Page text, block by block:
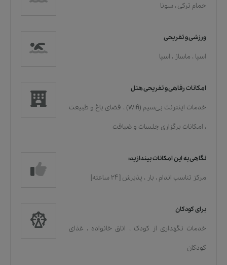
حمام ترکی ، سونا
ورزشی و تفریحی
اسپا ، ماساژ ، اسپا
امکانات رفاهی و تفریحی هتل
خدمات اينترنت بی‌سیم (Wifi) ، فضای باغ و طبیعت
، امکانات برگزاری جلسات و ضیافت
نگاهی به این امکانات بیندازید:
مرکز تناسب اندام ، بار ، پذیرش [۲۴ ساعته]
برای کودکان
خدمات نگهداری از کودک ، اتاق خانواده ، غذای
کودکان